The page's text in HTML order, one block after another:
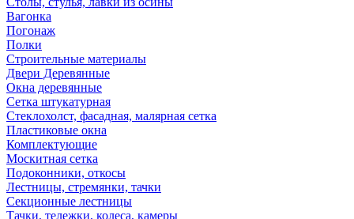
Вагонка
Погонаж
Полки
Строительные материалы
Двери Деревянные
Окна деревянные
Сетка штукатурная
Стеклохолст, фасадная, малярная сетка
Пластиковые окна
Комплектующие
Москитная сетка
Подоконники, откосы
Лестницы, стремянки, тачки
Секционные лестницы
Тачки, тележки, колеса, камеры